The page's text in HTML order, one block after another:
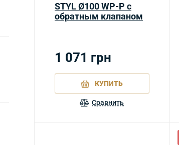
STYL Ø100 WP-P с
обратным клапаном
1 071 грн
КУПИТЬ
Сравнить